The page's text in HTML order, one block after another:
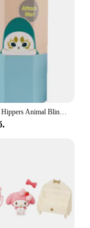
Sonny Angel Hippers Animal Blind Box Series Healing Trendy Car Mobile Phone Ornaments Dumplings Children'S Toys Christmas Gift